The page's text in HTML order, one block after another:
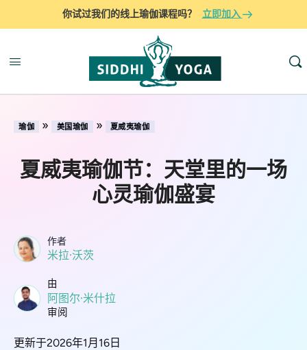
你试过我们的线上瑜伽课程吗？ 立即加入
瑜伽 » 美国瑜伽 » 夏威夷瑜伽
夏威夷瑜伽节：天堂里的一场
心灵瑜伽盛宴
作者
米拉·沃茨
由
阿图尔·米什拉
审阅
更新于2026年1月16日